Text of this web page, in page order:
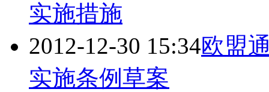
实施措施
2012-12-30 15:34欧盟
实施条例草案